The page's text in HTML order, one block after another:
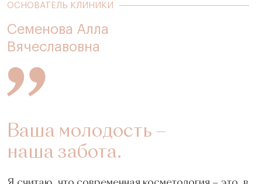
ОСНОВАТЕЛЬ КЛИНИКИ
Семенова Алла
Вячеславовна
Ваша молодость –
наша забота.